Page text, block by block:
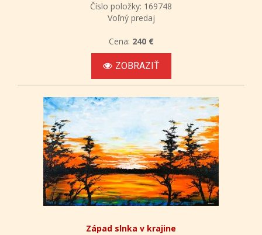
Číslo položky: 169748
Voľný predaj
Cena: 240 €
ZOBRAZIŤ
Západ slnka v krajine